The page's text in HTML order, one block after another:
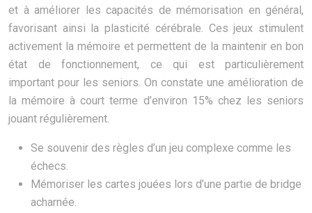
et à améliorer les capacités de mémorisation en général,
favorisant ainsi la plasticité cérébrale. Ces jeux stimulent
activement la mémoire et permettent de la maintenir en bon
état de fonctionnement, ce qui est particulièrement
important pour les seniors. On constate une amélioration de
la mémoire à court terme d’environ 15% chez les seniors
jouant régulièrement.
Se souvenir des règles d’un jeu complexe comme les
échecs.
Mémoriser les cartes jouées lors d’une partie de bridge
acharnée.